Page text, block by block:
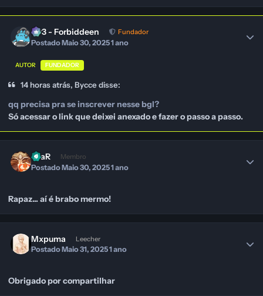
403 - Forbiddeen Fundador
PostadoMaio 30, 20251 ano
AUTOR FUNDADOR
14 horas atrás, Bycce disse:
qq precisa pra se inscrever nesse bgl?
Só acessar o link que deixei anexado e fazer o passo a passo.
FeaR Membro
PostadoMaio 30, 20251 ano
Rapaz... aí é brabo mermo!
Mxpuma Leecher
PostadoMaio 31, 20251 ano
Obrigado por compartilhar